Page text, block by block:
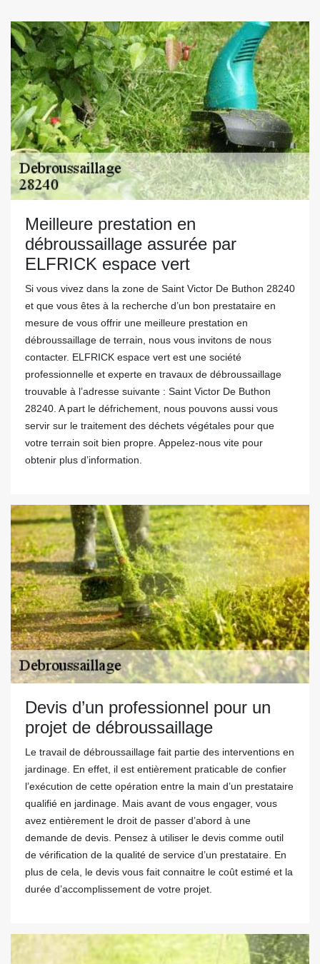
Meilleure prestation en
débroussaillage assurée par
ELFRICK espace vert
Si vous vivez dans la zone de Saint Victor De Buthon 28240
et que vous êtes à la recherche d’un bon prestataire en
mesure de vous offrir une meilleure prestation en
débroussaillage de terrain, nous vous invitons de nous
contacter. ELFRICK espace vert est une société
professionnelle et experte en travaux de débroussaillage
trouvable à l’adresse suivante : Saint Victor De Buthon
28240. A part le défrichement, nous pouvons aussi vous
servir sur le traitement des déchets végétales pour que
votre terrain soit bien propre. Appelez-nous vite pour
obtenir plus d’information.
Devis d’un professionnel pour un
projet de débroussaillage
Le travail de débroussaillage fait partie des interventions en
jardinage. En effet, il est entièrement praticable de confier
l’exécution de cette opération entre la main d’un prestataire
qualifié en jardinage. Mais avant de vous engager, vous
avez entièrement le droit de passer d’abord à une
demande de devis. Pensez à utiliser le devis comme outil
de vérification de la qualité de service d’un prestataire. En
plus de cela, le devis vous fait connaitre le coût estimé et la
durée d’accomplissement de votre projet.